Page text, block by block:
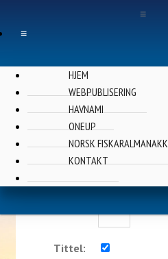
≡
≡
HJEM
WEBPUBLISERING
HAVNAMI
ONEUP
NORSK FISKARALMANAKK
KONTAKT
Finn ...
Nøkkelord:
Tittel: